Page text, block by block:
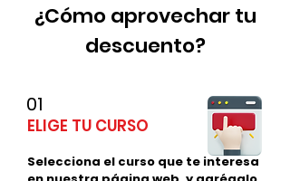
¿Cómo aprovechar tu
descuento?
01
ELIGE TU CURSO
Selecciona el curso que te interesa